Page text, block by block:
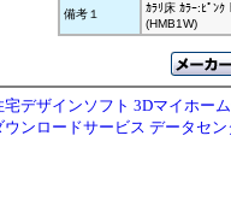
備考１
ｶﾗﾘ床 ｶﾗｰ:ﾋﾟﾝ
(HMB1W)
宅デザインソフト 3Dマイホー
ウンロードサービス データセ